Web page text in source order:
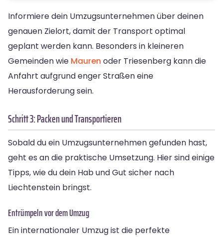
Informiere dein Umzugsunternehmen über deinen
genauen Zielort, damit der Transport optimal
geplant werden kann. Besonders in kleineren
Gemeinden wie Mauren oder Triesenberg kann die
Anfahrt aufgrund enger Straßen eine
Herausforderung sein.
Schritt 3: Packen und Transportieren
Sobald du ein Umzugsunternehmen gefunden hast,
geht es an die praktische Umsetzung. Hier sind einige
Tipps, wie du dein Hab und Gut sicher nach
Liechtenstein bringst.
Entrümpeln vor dem Umzug
Ein internationaler Umzug ist die perfekte